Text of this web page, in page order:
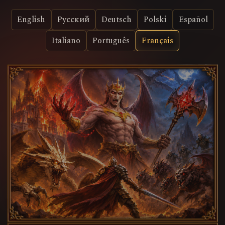
English Русский Deutsch Polski
Español
Italiano
Português Français